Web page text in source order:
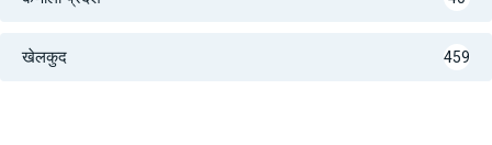
खेलकुद 459